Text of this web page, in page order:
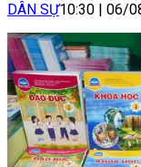
DÂN SỰ10:30 06/